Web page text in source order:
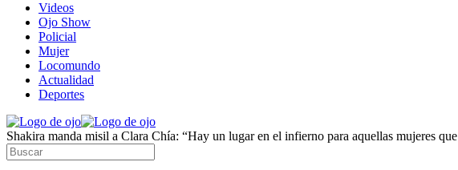
Videos
Ojo Show
Policial
Mujer
Locomundo
Actualidad
Deportes
Shakira manda misil a Clara Chía: “Hay un lugar en el infierno para aquellas mujeres